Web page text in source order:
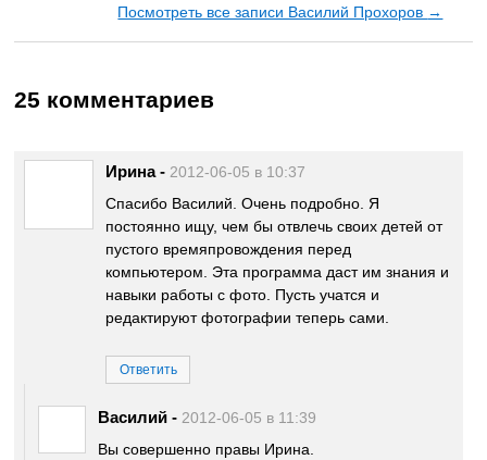
Посмотреть все записи Василий Прохоров →
25 комментариев
Ирина - 2012-06-05 в 10:37
Спасибо Василий. Очень подробно. Я
постоянно ищу, чем бы отвлечь своих детей от
пустого времяпровождения перед
компьютером. Эта программа даст им знания и
навыки работы с фото. Пусть учатся и
редактируют фотографии теперь сами.
Ответить
Василий - 2012-06-05 в 11:39
Вы совершенно правы Ирина.